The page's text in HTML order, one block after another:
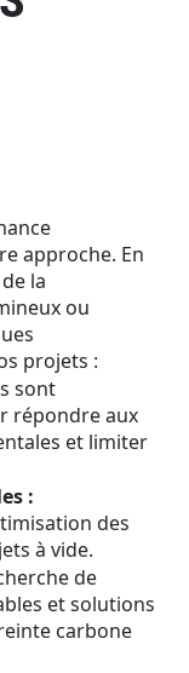
approche. En
la
ou
projets :
sont
répondre aux
et limiter
:
des
à vide.
de
et solutions
carbone